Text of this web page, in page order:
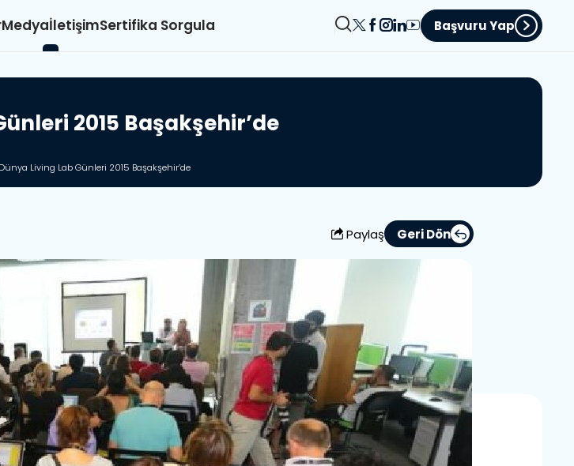
MedyaİletişimSertifika Sorgula Başvuru Yap
ünleri 2015 Başakşehir’de
Dünya Living Lab Günleri 2015 Başakşehir’de
Paylaş Geri Dön